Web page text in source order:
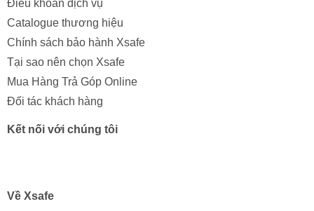
Điều khoản dịch vụ
Catalogue thương hiệu
Chính sách bảo hành Xsafe
Tại sao nên chọn Xsafe
Mua Hàng Trả Góp Online
Đối tác khách hàng
Kết nối với chúng tôi
Về Xsafe